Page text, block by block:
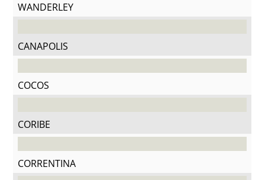
WANDERLEY
CANAPOLIS
COCOS
CORIBE
CORRENTINA